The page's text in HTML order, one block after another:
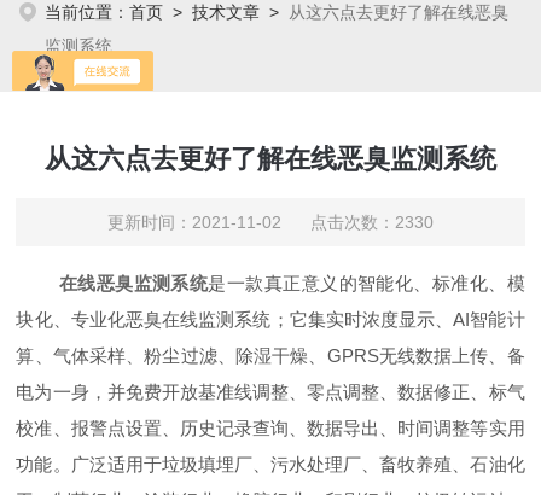
当前位置：首页 >技术文章 > 从这六点去更好了解在线恶臭
监测系统
从这六点去更好了解在线恶臭监测系统
更新时间：2021-11-02 点击次数：2330
在线恶臭监测系统是一款真正意义的智能化、标准化、模
块化、专业化恶臭在线监测系统；它集实时浓度显示、AI智能计
算、气体采样、粉尘过滤、除湿干燥、GPRS无线数据上传、备
电为一身，并免费开放基准线调整、零点调整、数据修正、标气
校准、报警点设置、历史记录查询、数据导出、时间调整等实用
功能。广泛适用于垃圾填埋厂、污水处理厂、畜牧养殖、石油化